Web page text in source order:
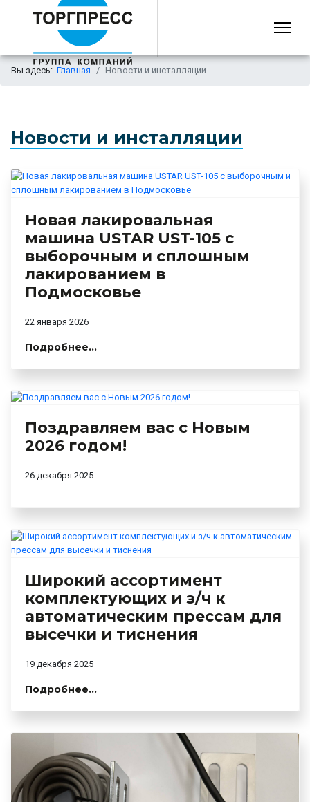
Вы здесь: Главная Новости и инсталляции
Новости и инсталляции
Новая лакировальная
машина USTAR UST-105 с
выборочным и сплошным
лакированием в
Подмосковье
22 января 2026
Подробнее...
Поздравляем вас с Новым
2026 годом!
26 декабря 2025
Широкий ассортимент
комплектующих и з/ч к
автоматическим прессам для
высечки и тиснения
19 декабря 2025
Подробнее...